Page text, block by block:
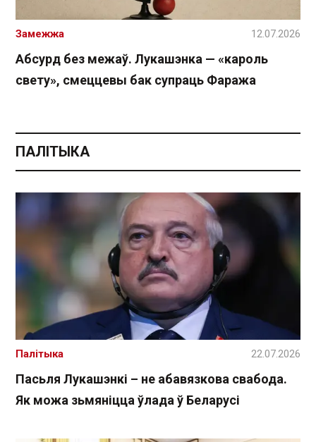
Абсурд без межаў. Лукашэнка — «кароль
свету», смеццевы бак супраць Фаража
Замежжа 12.07.2026
ПАЛІТЫКА
Пасьля Лукашэнкі – не абавязкова свабода.
Як можа зьмяніцца ўлада ў Беларусі
Палітыка 22.07.2026